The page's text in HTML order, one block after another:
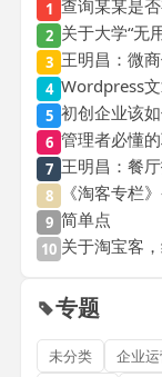
1 查询某某是
2 关于大学“无
3 王明昌：微
4 Wordpress
5 初创企业该
6 管理者必懂
7 王明昌：餐
8 《淘客专栏
9 简单点
10 关于淘宝客
专题
未分类 企业